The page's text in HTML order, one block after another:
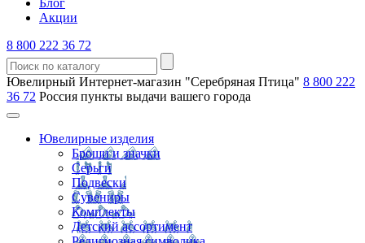
Блог
Акции
8 800 222 36 72
Ювелирный Интернет-магазин "Серебряная Птица" 8 800 222
36 72 Россия пункты выдачи вашего города
Ювелирные изделия
Броши и значки
Серьги
Подвески
Сувениры
Комплекты
Детский ассортимент